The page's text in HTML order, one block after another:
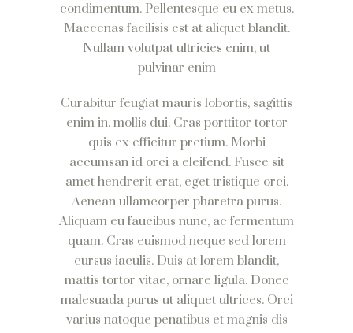
condimentum. Pellentesque eu ex metus.
Maecenas facilisis est at aliquet blandit.
Nullam volutpat ultricies enim, ut
pulvinar enim
Curabitur feugiat mauris lobortis, sagittis
enim in, mollis dui. Cras porttitor tortor
quis ex efficitur pretium. Morbi
accumsan id orci a eleifend. Fusce sit
amet hendrerit erat, eget tristique orci.
Aenean ullamcorper pharetra purus.
Aliquam eu faucibus nunc, ac fermentum
quam. Cras euismod neque sed lorem
cursus iaculis. Duis at lorem blandit,
mattis tortor vitae, ornare ligula. Donec
malesuada purus ut aliquet ultrices. Orci
varius natoque penatibus et magnis dis